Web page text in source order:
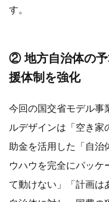
す。
② 地方自治体の予
援体制を強化
今回の国交省モデル事
ルデザインは「空き家
助金を活用した「自治
ウハウを完全にパッケ
て動けない」「計画は